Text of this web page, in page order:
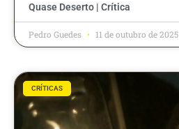
Quase Deserto | Crítica
Pedro Guedes 11 de outubro de 2025
CRÍTICAS